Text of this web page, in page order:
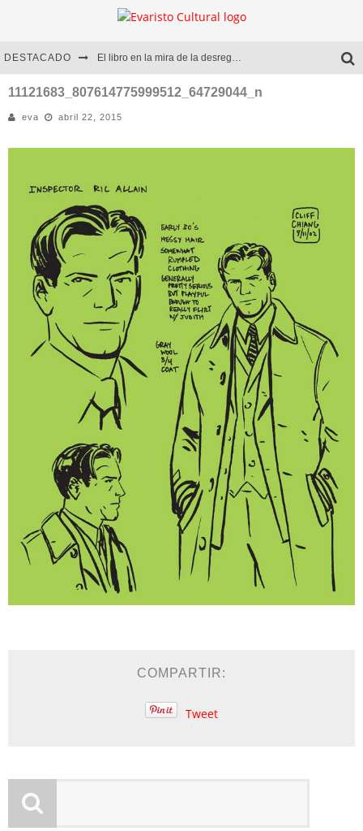
DESTACADO El libro en la mira de la desregulación
Marcelo Rubio | El llovedor
Diego Meret | Hotel Acapulco
11121683_807614775999512_64729044_n
eva abril 22, 2015
COMPARTIR:
Tweet